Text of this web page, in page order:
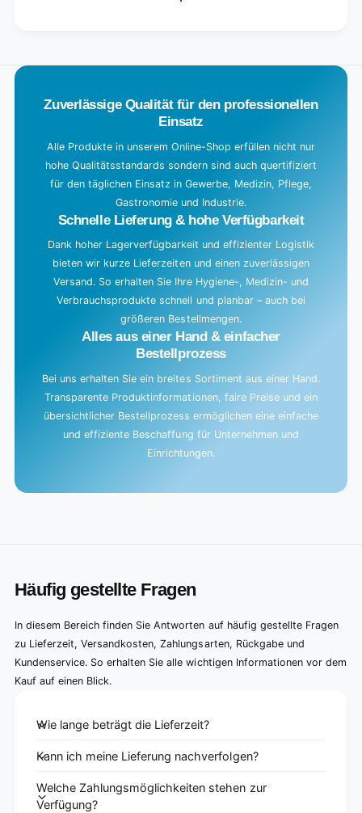
Zuverlässige Qualität für den professionellen
Einsatz
Alle Produkte in unserem Online-Shop erfüllen nicht nur
hohe Qualitätsstandards sondern sind auch quertifiziert
für den täglichen Einsatz in Gewerbe, Medizin, Pflege,
Gastronomie und Industrie.
Schnelle Lieferung & hohe Verfügbarkeit
Dank hoher Lagerverfügbarkeit und effizienter Logistik
bieten wir kurze Lieferzeiten und einen zuverlässigen
Versand. So erhalten Sie Ihre Hygiene-, Medizin- und
Verbrauchsprodukte schnell und planbar – auch bei
größeren Bestellmengen.
Alles aus einer Hand & einfacher
Bestellprozess
Bei uns erhalten Sie ein breites Sortiment aus einer Hand.
Transparente Produktinformationen, faire Preise und ein
übersichtlicher Bestellprozess ermöglichen eine einfache
und effiziente Beschaffung für Unternehmen und
Einrichtungen.
Häufig gestellte Fragen
In diesem Bereich finden Sie Antworten auf häufig gestellte Fragen
zu Lieferzeit, Versandkosten, Zahlungsarten, Rückgabe und
Kundenservice. So erhalten Sie alle wichtigen Informationen vor dem
Kauf auf einen Blick.
Wie lange beträgt die Lieferzeit?
Kann ich meine Lieferung nachverfolgen?
Welche Zahlungsmöglichkeiten stehen zur
Verfügung?